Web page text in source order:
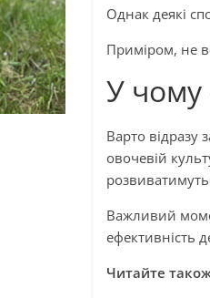
Однак деякі
Приміром, не
У чому
Варто відразу
овочевій
Важливий
ефективність
Читайте